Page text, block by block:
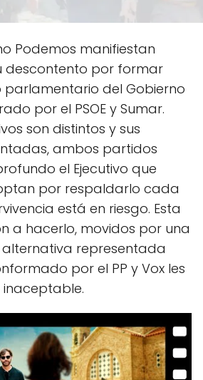
Podemos manifiestan
descontento por formar
del Gobierno
por el PSOE y Sumar.
son distintos y sus
ambos partidos
el Ejecutivo que
por respaldarlo cada
está en riesgo. Esta
a hacerlo, movidos por una
representada
por el PP y Vox les